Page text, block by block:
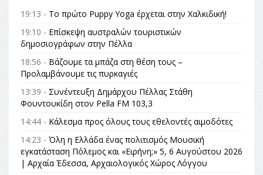
19:13 - Το πρώτο Puppy Yoga έρχεται στην Χαλκιδική!
19:10 - Επίσκεψη αυστραλών τουριστικών
δημοσιογράφων στην Πέλλα
18:56 - Βάζουμε τα μπάζα στη θέση τους –
Προλαμβάνουμε τις πυρκαγιές
13:39 - Συνέντευξη Δημάρχου Πέλλας Στάθη
Φουντουκίδη στον Pella FM 103,3
14:44 - Κάλεσμα προς όλους τους εθελοντές αιμοδότες
14:23 - Όλη η Ελλάδα ένας πολιτισμός Μουσική
εγκατάσταση Πόλεμος και «Ειρήνη;» 5, 6 Αυγούστου 2026
| Αρχαία Έδεσσα, Αρχαιολογικός Χώρος Λόγγου